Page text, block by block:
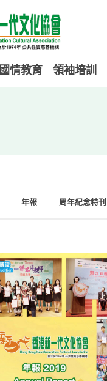
國情教育 領袖培訓
年報 周年紀念特刊